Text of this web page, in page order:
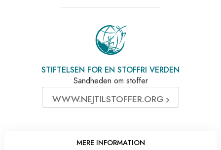
STIFTELSEN FOR EN STOFFRI VERDEN
Sandheden om stoffer
WWW.NEJTILSTOFFER.ORG
MERE INFORMATION